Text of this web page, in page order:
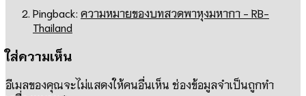
Pingback: ความหมายของบทสวดพาหุงมหากา - RB-
Thailand
ใส่ความเห็น
อีเมลของคุณจะไม่แสดงให้คนอื่นเห็น ช่องข้อมูลจำเป็นถูกทำ